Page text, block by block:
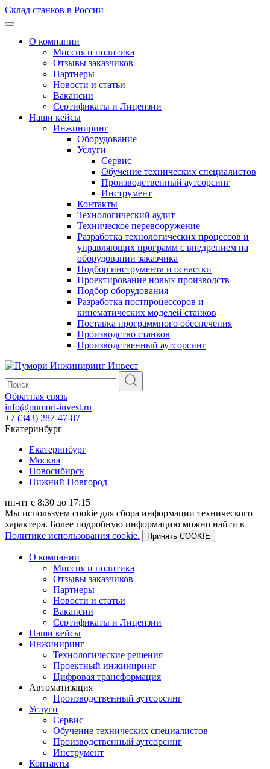
Склад станков в России
О компании
Миссия и политика
Отзывы заказчиков
Партнеры
Новости и статьи
Вакансии
Сертификаты и Лицензии
Наши кейсы
Инжиниринг
Оборудование
Услуги
Сервис
Обучение технических специалистов
Производственный аутсорсинг
Инструмент
Контакты
Технологический аудит
Техническое перевооружение
Разработка технологических процессов и
управляющих программ с внедрением на
оборудовании заказчика
Подбор инструмента и оснастки
Проектирование новых производств
Подбор оборудования
Разработка постпроцессоров и
кинематических моделей станков
Поставка программного обеспечения
Производство станков
Производственный аутсорсинг
Обратная связь
info@pumori-invest.ru
+7 (343) 287-47-87
Екатеринбург
Екатеринбург
Москва
Новосибирск
Нижний Новгород
пн-пт с 8:30 до 17:15
Мы используем cookie для сбора информации технического
характера. Более подробную информацию можно найти в
Политике использования cookie.
Принять COOKIE
О компании
Миссия и политика
Отзывы заказчиков
Партнеры
Новости и статьи
Вакансии
Сертификаты и Лицензии
Наши кейсы
Инжиниринг
Технологические решения
Проектный инжиниринг
Цифровая трансформация
Автоматизация
Производственный аутсорсинг
Услуги
Сервис
Обучение технических специалистов
Производственный аутсорсинг
Инструмент
Контакты